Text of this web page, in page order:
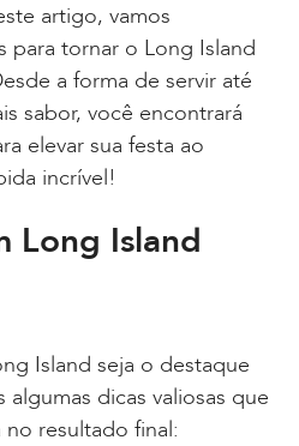
artigo, vamos
para tornar o Long Island
a forma de servir até
sabor, você encontrará
elevar sua festa ao
incrível!
Long Island
Island seja o destaque
algumas dicas valiosas que
resultado final: